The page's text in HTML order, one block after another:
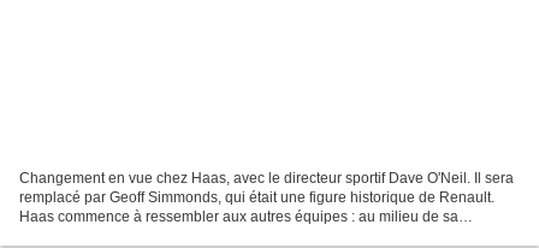
Changement en vue chez Haas, avec le directeur sportif Dave O'Neil. Il sera
remplacé par Geoff Simmonds, qui était une figure historique de Renault.
Haas commence à ressembler aux autres équipes : au milieu de sa